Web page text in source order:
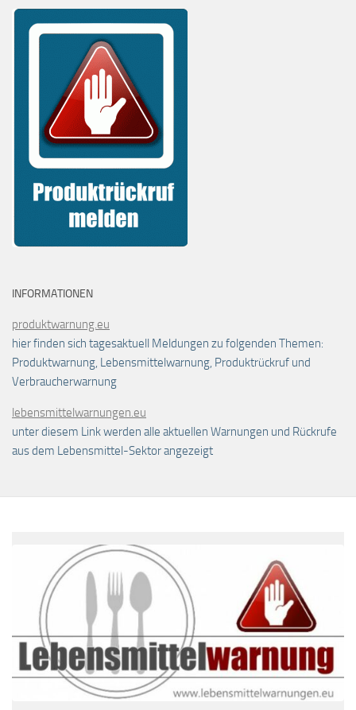
INFORMATIONEN
produktwarnung.eu
hier finden sich tagesaktuell Meldungen zu folgenden Themen:
Produktwarnung, Lebensmittelwarnung, Produktrückruf und
Verbraucherwarnung
lebensmittelwarnungen.eu
unter diesem Link werden alle aktuellen Warnungen und Rückrufe
aus dem Lebensmittel-Sektor angezeigt